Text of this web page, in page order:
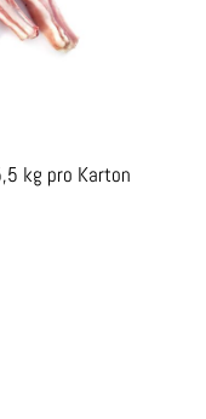
kg pro Karton